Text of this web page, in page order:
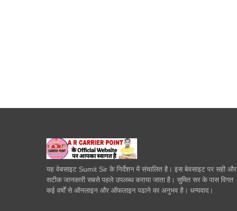
यह वेबसाइट Sumit Sir के निर्देशन में संचालित है। इस बेवसाइट पर सही और
सटीक जानकारी सबसे पहले उपलब्ध कराया जाता है। सुमित सर के पास विगत
कई वर्षों से ऑनलाइन और ऑफलाइन पढाने का अनुभव है। धन्यवाद।